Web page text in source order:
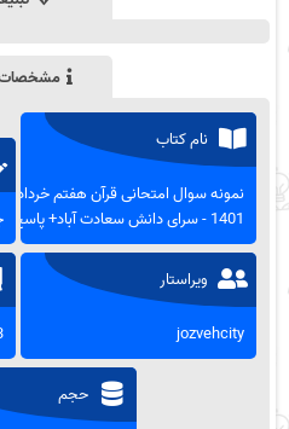
مشخصات
نام کتاب
نمونه سوال امتحانی قرآن هفتم خرداد
1401 - سرای دانش سعادت آباد+ پاسخ
ویراستار
jozvehcity
حجم